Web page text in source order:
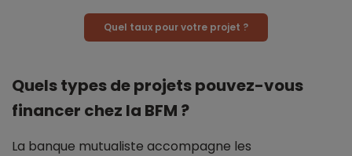
Quel taux pour votre projet ?
Quels types de projets pouvez-vous
financer chez la BFM ?
La banque mutualiste accompagne les